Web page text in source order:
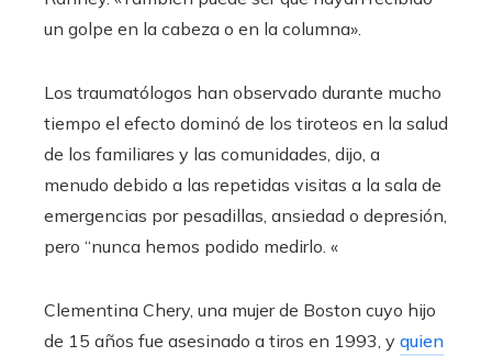
un golpe en la cabeza o en la columna».
Los traumatólogos han observado durante mucho
tiempo el efecto dominó de los tiroteos en la salud
de los familiares y las comunidades, dijo, a
menudo debido a las repetidas visitas a la sala de
emergencias por pesadillas, ansiedad o depresión,
pero “nunca hemos podido medirlo. «
Clementina Chery, una mujer de Boston cuyo hijo
de 15 años fue asesinado a tiros en 1993, y quien